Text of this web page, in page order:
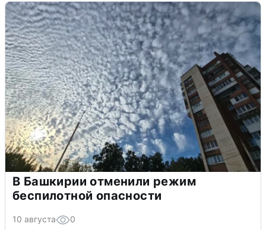
В Башкирии отменили режим
беспилотной опасности
10 августа 0